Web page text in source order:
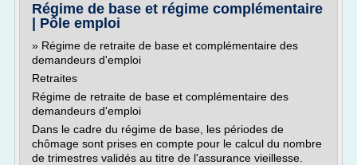
Régime de base et régime complémentaire
| Pôle emploi
» Régime de retraite de base et complémentaire des
demandeurs d'emploi
Retraites
Régime de retraite de base et complémentaire des
demandeurs d'emploi
Dans le cadre du régime de base, les périodes de
chômage sont prises en compte pour le calcul du nombre
de trimestres validés au titre de l'assurance vieillesse.